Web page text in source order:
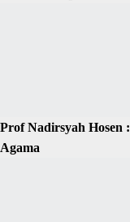
Prof Nadirsyah Hosen
Agama